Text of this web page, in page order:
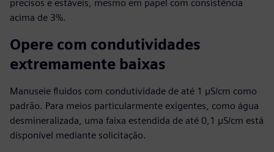
precisos e estáveis, mesmo em papel com consistência
acima de 3%.
Opere com condutividades
extremamente baixas
Manuseie fluidos com condutividade de até 1 µS/cm como
padrão. Para meios particularmente exigentes, como água
desmineralizada, uma faixa estendida de até 0,1 µS/cm está
disponível mediante solicitação.